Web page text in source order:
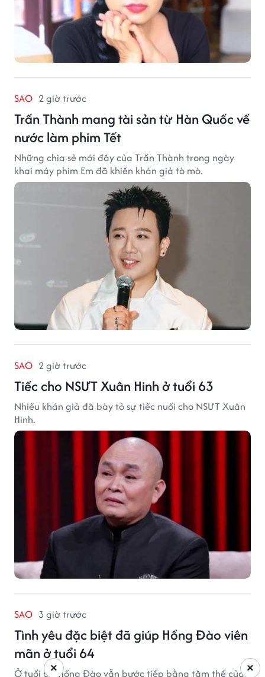
SAO 2 giờ trước
Trấn Thành mang tài sản từ Hàn Quốc về
nước làm phim Tết
Những chia sẻ mới đây của Trấn Thành trong ngày
khai máy phim Em đã khiến khán giả tò mò.
SAO 2 giờ trước
Tiếc cho NSƯT Xuân Hinh ở tuổi 63
Nhiều khán giả đã bày tỏ sự tiếc nuối cho NSƯT Xuân
Hinh.
SAO 3 giờ trước
Tình yêu đặc biệt đã giúp Hồng Đào viên
mãn ở tuổi 64
Ở tuổi 64, Hồng Đào vẫn bước tiếp bằng tâm thế của ×
×